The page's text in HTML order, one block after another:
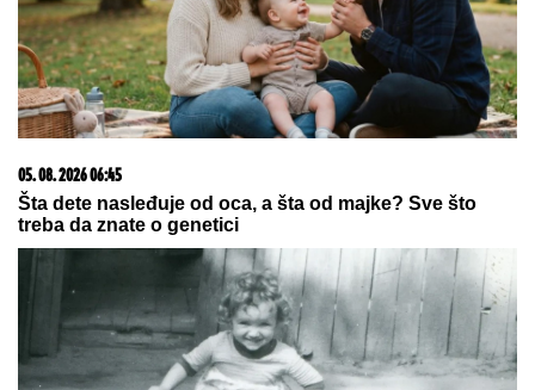
Kako prepoznati OSOBU SA
DOBROM DUŠOM: Mudar savet